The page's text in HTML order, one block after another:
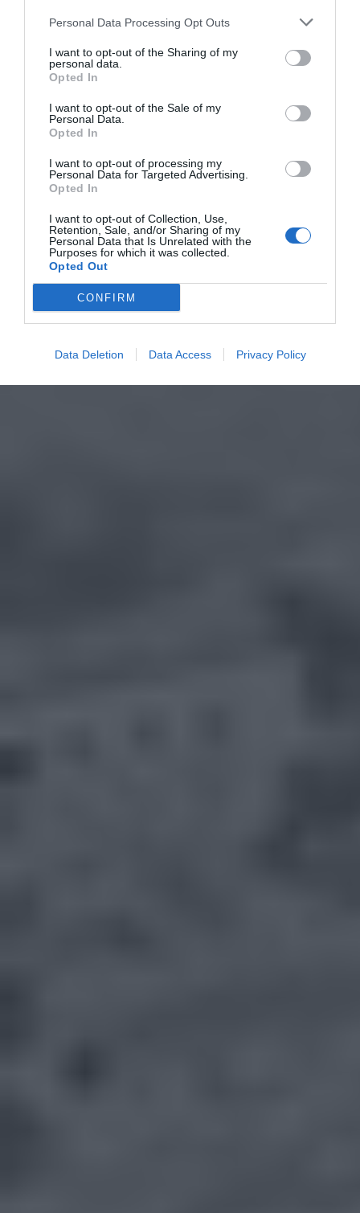
Personal Data Processing Opt Outs
I want to opt-out of the Sharing of my
personal data.
Opted In
I want to opt-out of the Sale of my
Personal Data.
Opted In
I want to opt-out of processing my
Personal Data for Targeted Advertising.
Opted In
I want to opt-out of Collection, Use,
Retention, Sale, and/or Sharing of my
Personal Data that Is Unrelated with the
Purposes for which it was collected.
Opted Out
CONFIRM
Data Deletion Data Access Privacy Policy